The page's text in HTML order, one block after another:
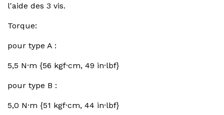
l'aide des 3 vis.
Torque:
pour type A :
5,5 N·m {56 kgf·cm, 49 in·lbf}
pour type B :
5,0 N·m {51 kgf·cm, 44 in·lbf}